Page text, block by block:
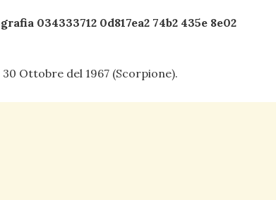
30 Ottobre del 1967 (Scorpione).